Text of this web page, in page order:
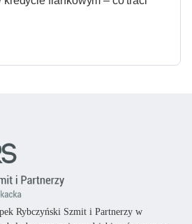
Rybczyński Szmit i Partnerzy w